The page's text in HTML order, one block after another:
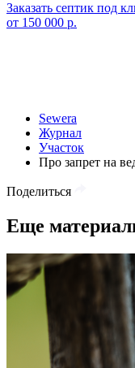
Заказать септик под
от 150 000 р.
Sewera
Журнал
Участок
Про запрет на
Поделиться
Еще